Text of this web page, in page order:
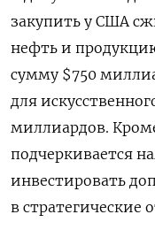
закупить у США
нефть и
сумму $750
для
миллиардов.
подчеркивается
инвестировать
в стратегические